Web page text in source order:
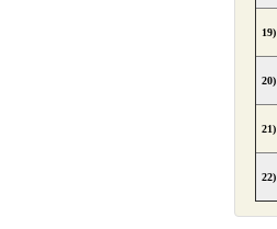
19)
20)
21)
22)